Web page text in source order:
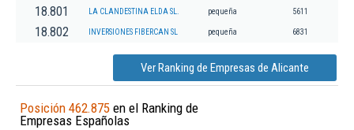
18.801 LA CLANDESTINA ELDA SL. pequeña 5611
18.802 INVERSIONES FIBERCAN SL pequeña 6831
Ver Ranking de Empresas de Alicante
Posición 462.875 en el Ranking de
Empresas Españolas